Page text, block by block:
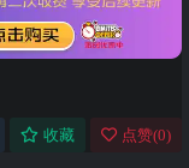
收藏 点赞(0)